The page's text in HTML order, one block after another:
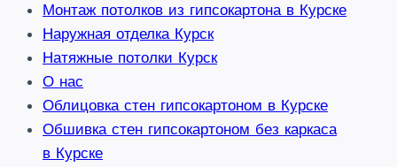
Монтаж потолков из гипсокартона в Курске
Наружная отделка Курск
Натяжные потолки Курск
О нас
Облицовка стен гипсокартоном в Курске
Обшивка стен гипсокартоном без каркаса
в Курске